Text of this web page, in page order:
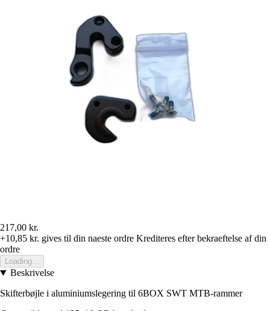
217,00 kr.
+10,85 kr. gives til din naeste ordre Krediteres efter bekraeftelse af din
ordre
Loading...
Beskrivelse
Skifterbøjle i aluminiumslegering til 6BOX SWT MTB-rammer